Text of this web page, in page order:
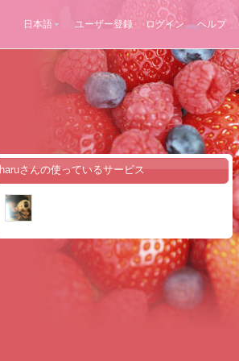
日本語 ユーザー登録 ログイン ヘルプ
haruさんの使っているサービス